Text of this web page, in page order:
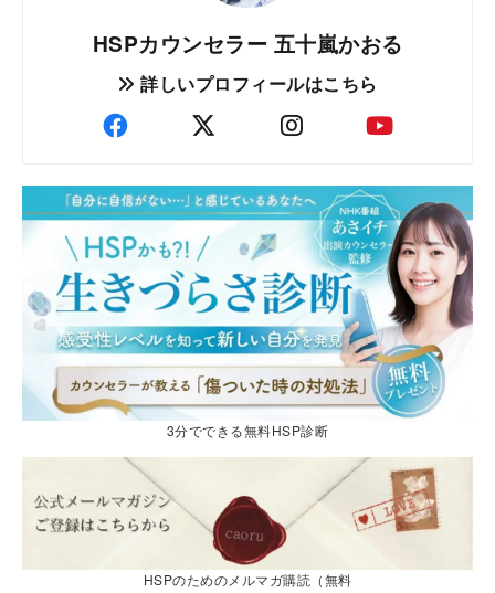
HSPカウンセラー 五十嵐かおる
詳しいプロフィールはこちら
3分でできる無料HSP診断
HSPのためのメルマガ購読（無料